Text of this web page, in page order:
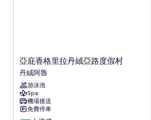
亞
庇
香
格
里
拉
丹
亞庇香格里拉丹絨亞路度假村
丹絨阿魯
游泳池
Spa
機場接送
免費停車